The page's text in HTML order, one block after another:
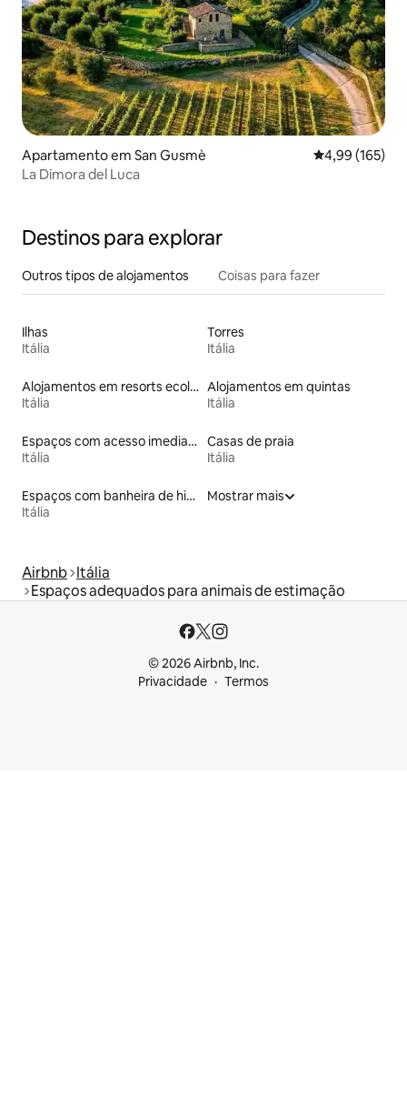
Apartamento em San Gusmè Classificação
4,99 (165)
La Dimora del Luca
Destinos para explorar
Outros tipos de alojamentos Coisas para fazer
Ilhas
Itália
Torres
Itália
Alojamentos em resorts ecológicos
Itália
Alojamentos em quintas
Itália
Espaços com acesso imediato às pistas de esqui
Itália
Casas de praia
Itália
Espaços com banheira de hidromassagem
Itália
Mostrar mais
Airbnb Itália
Espaços adequados para animais de estimação
© 2026 Airbnb, Inc.
Privacidade
Termos